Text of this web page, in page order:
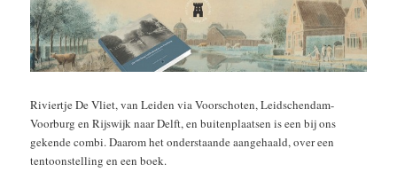
Riviertje De Vliet, van Leiden via Voorschoten, Leidschendam-
Voorburg en Rijswijk naar Delft, en buitenplaatsen is een bij ons
gekende combi. Daarom het onderstaande aangehaald, over een
tentoonstelling en een boek.